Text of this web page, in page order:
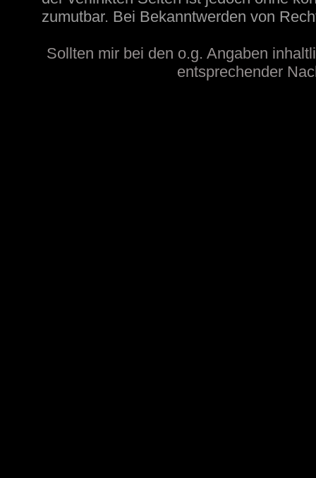
zumutbar. Bei Bekanntwerden von
Sollten mir bei den o.g. Angaben
entsprechender